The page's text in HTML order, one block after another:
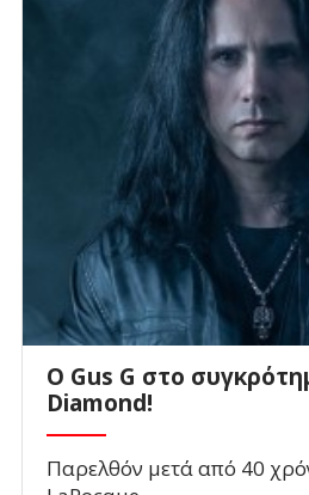
O Gus G στο
Diamond!
Παρελθόν μετά από 40